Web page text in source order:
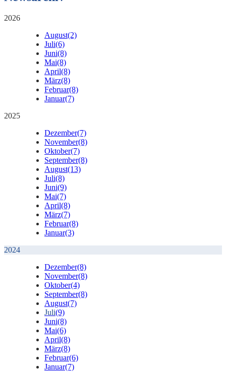
2026
August(2)
Juli(6)
Juni(8)
Mai(8)
April(8)
März(8)
Februar(8)
Januar(7)
2025
Dezember(7)
November(8)
Oktober(7)
September(8)
August(13)
Juli(8)
Juni(9)
Mai(7)
April(8)
März(7)
Februar(8)
Januar(3)
2024
Dezember(8)
November(8)
Oktober(4)
September(8)
August(7)
Juli(9)
Juni(8)
Mai(6)
April(8)
März(8)
Februar(6)
Januar(7)